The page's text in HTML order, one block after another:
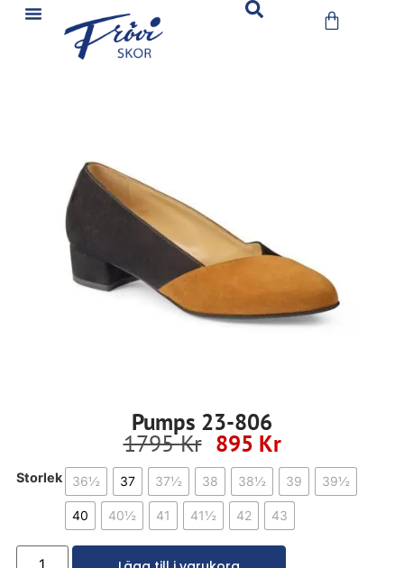
Pumps 23-806
1795Kr 895 Kr
Storlek 36½ 37 37½ 38 38½ 39 39½
40 40½ 41 41½ 42 43